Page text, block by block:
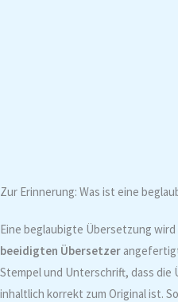
Zur Erinnerung: Was ist eine
Eine beglaubigte Übersetzung wird
beeidigten Übersetzer
Stempel und Unterschrift, dass die
inhaltlich korrekt zum Original ist.